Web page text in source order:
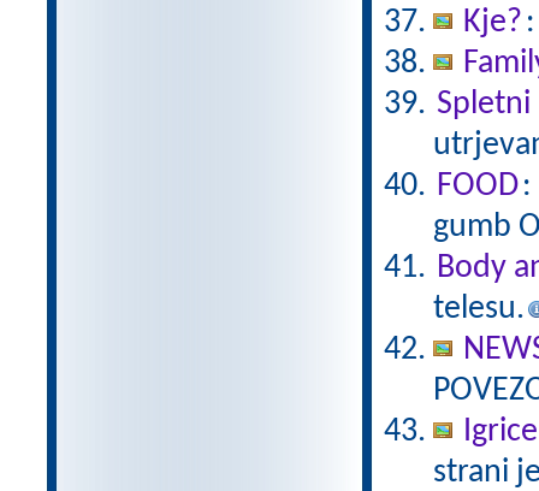
Kje?
Spletni
FOOD:
gumb
Body
telesu.
strani